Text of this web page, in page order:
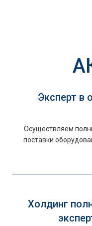
Эксперт в
Осуществляем
поставки
Холдинг